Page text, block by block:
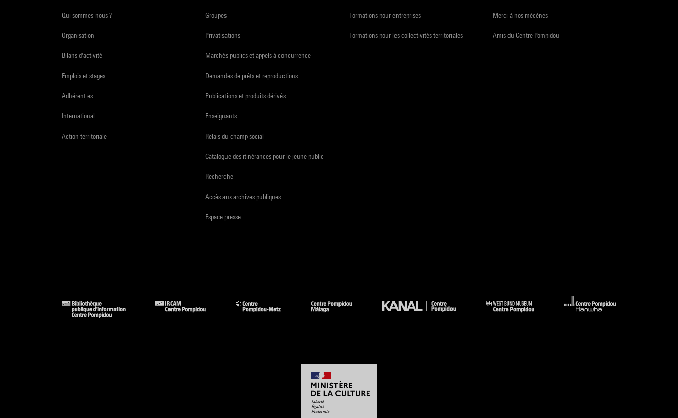
Qui sommes-nous ?
Organisation
Bilans d'activité
Emplois et stages
Adhérent·es
International
Action territoriale
Groupes
Privatisations
Marchés publics et appels à concurrence
Demandes de prêts et reproductions
Publications et produits dérivés
Enseignants
Relais du champ social
Catalogue des itinérances pour le jeune public
Recherche
Accès aux archives publiques
Espace presse
Formations pour entreprises
Formations pour les collectivités territoriales
Merci à nos mécènes
Amis du Centre Pompidou